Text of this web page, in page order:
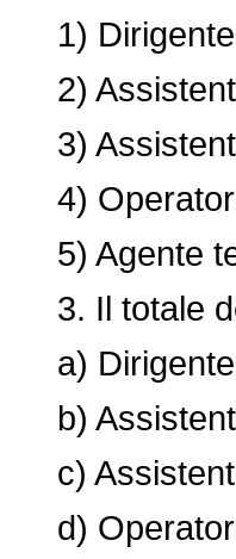
1) Dirigente
2)
3)
4)
5) Agente
3. Il totale
a) Dirigente
b)
c)
d)